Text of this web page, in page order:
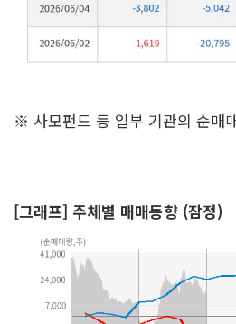
※ 사모펀드 등 일부 기관의 순매
[그래프] 주체별 매매동향 (잠정)